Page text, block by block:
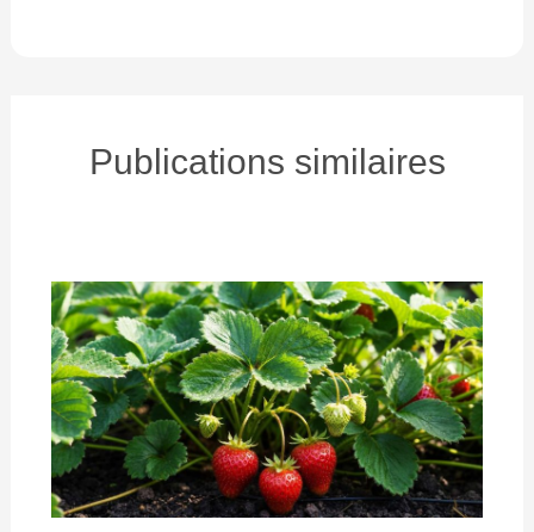
Publications similaires